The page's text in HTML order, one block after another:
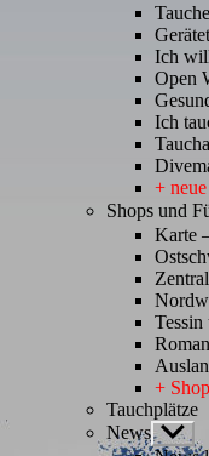
Ich
Open
Ich
+
Shops und
Karte
+
Tauchplätze
News